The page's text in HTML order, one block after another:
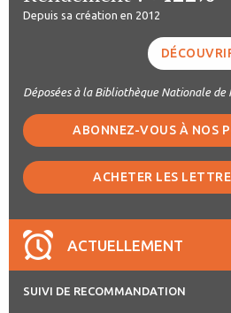
Depuis sa création en 2012
Déposées à la Bibliothèque Nationale de
ABONNEZ-VOUS À NOS
ACHETER LES
ACTUELLEMENT
SUIVI DE RECOMMANDATION